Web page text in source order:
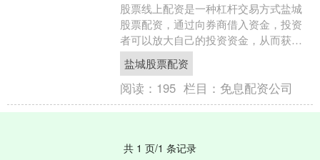
股票线上配资是一种杠杆交易方式盐城
股票配资，通过向券商借入资金，投资
者可以放大自己的投资资金，从而获得
更高的收益。 通过股票配资，投资者可
以以较小的资金撬动更大....
盐城股票配资
阅读： 195 栏目： 免息配资公司
共 1 页/1 条记录